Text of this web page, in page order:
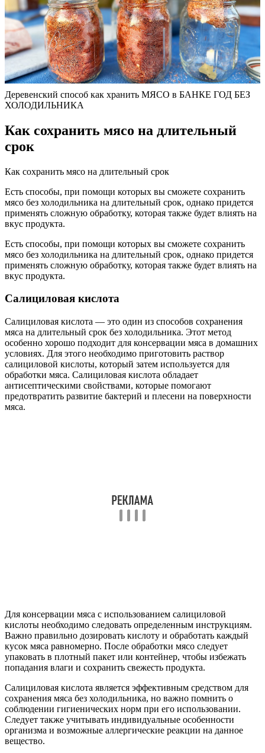
Деревенский способ как хранить МЯСО в БАНКЕ ГОД БЕЗ
ХОЛОДИЛЬНИКА
Как сохранить мясо на длительный
срок
Как сохранить мясо на длительный срок
Есть способы, при помощи которых вы сможете сохранить
мясо без холодильника на длительный срок, однако придется
применять сложную обработку, которая также будет влиять на
вкус продукта.
Есть способы, при помощи которых вы сможете сохранить
мясо без холодильника на длительный срок, однако придется
применять сложную обработку, которая также будет влиять на
вкус продукта.
Салициловая кислота
Салициловая кислота — это один из способов сохранения
мяса на длительный срок без холодильника. Этот метод
особенно хорошо подходит для консервации мяса в домашних
условиях. Для этого необходимо приготовить раствор
салициловой кислоты, который затем используется для
обработки мяса. Салициловая кислота обладает
антисептическими свойствами, которые помогают
предотвратить развитие бактерий и плесени на поверхности
мяса.
Для консервации мяса с использованием салициловой
кислоты необходимо следовать определенным инструкциям.
Важно правильно дозировать кислоту и обработать каждый
кусок мяса равномерно. После обработки мясо следует
упаковать в плотный пакет или контейнер, чтобы избежать
попадания влаги и сохранить свежесть продукта.
Салициловая кислота является эффективным средством для
сохранения мяса без холодильника, но важно помнить о
соблюдении гигиенических норм при его использовании.
Следует также учитывать индивидуальные особенности
организма и возможные аллергические реакции на данное
вещество.